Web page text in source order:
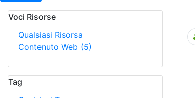
Voci Risorse
Qualsiasi Risorsa
Contenuto Web (5)
Tag